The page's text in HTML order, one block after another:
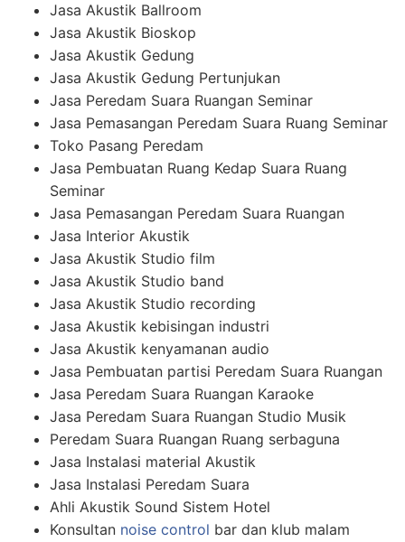
Jasa Akustik Ballroom
Jasa Akustik Bioskop
Jasa Akustik Gedung
Jasa Akustik Gedung Pertunjukan
Jasa Peredam Suara Ruangan Seminar
Jasa Pemasangan Peredam Suara Ruang Seminar
Toko Pasang Peredam
Jasa Pembuatan Ruang Kedap Suara Ruang
Seminar
Jasa Pemasangan Peredam Suara Ruangan
Jasa Interior Akustik
Jasa Akustik Studio film
Jasa Akustik Studio band
Jasa Akustik Studio recording
Jasa Akustik kebisingan industri
Jasa Akustik kenyamanan audio
Jasa Pembuatan partisi Peredam Suara Ruangan
Jasa Peredam Suara Ruangan Karaoke
Jasa Peredam Suara Ruangan Studio Musik
Peredam Suara Ruangan Ruang serbaguna
Jasa Instalasi material Akustik
Jasa Instalasi Peredam Suara
Ahli Akustik Sound Sistem Hotel
Konsultan noise control bar dan klub malam